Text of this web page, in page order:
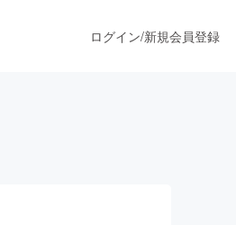
ログイン/新規会員登録